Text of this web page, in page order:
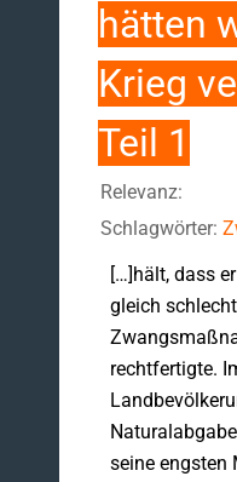
hätten
Krieg
Teil 1
Relevanz:
Schlagwörter:
[…]hält, dass
gleich
recht­fertigte.
seine eng­sten